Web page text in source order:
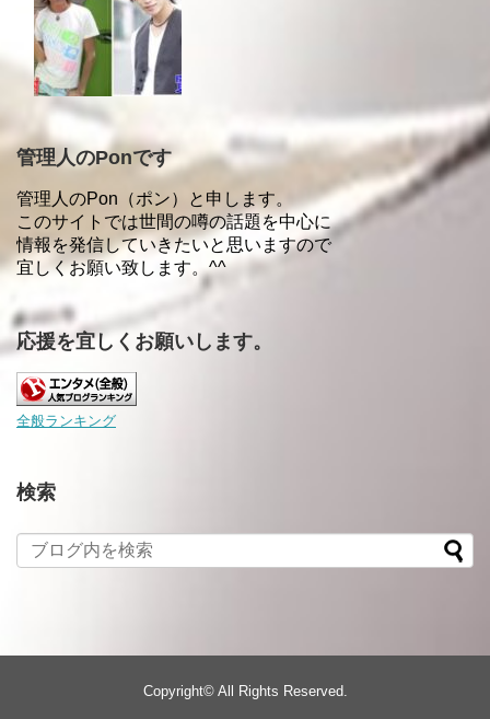
管理人のPonです
管理人のPon（ポン）と申します。
このサイトでは世間の噂の話題を中心に
情報を発信していきたいと思いますので
宜しくお願い致します。^^
応援を宜しくお願いします。
全般ランキング
検索
Copyright© All Rights Reserved.